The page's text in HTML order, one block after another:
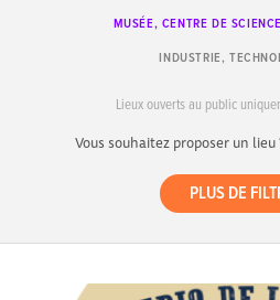
MUSÉE, CENTRE DE
INDUSTRIE,
Lieux ouverts au public
Vous souhaitez proposer un lieu
PLUS DE